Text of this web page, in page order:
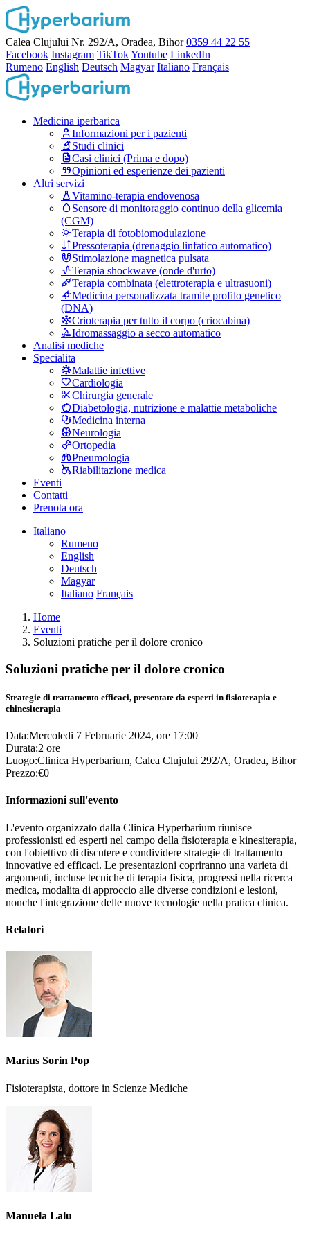
Calea Clujului Nr. 292/A, Oradea, Bihor 0359 44 22 55
Facebook Instagram TikTokYoutube LinkedIn
Rumeno English Deutsch Magyar Italiano Français
Medicina iperbarica
Informazioni per i pazienti
Studi clinici
Casi clinici (Prima e dopo)
Opinioni ed esperienze dei pazienti
Altri servizi
Vitamino-terapia endovenosa
Sensore di monitoraggio continuo della glicemia
(CGM)
Terapia di fotobiomodulazione
Pressoterapia (drenaggio linfatico automatico)
Stimolazione magnetica pulsata
Terapia shockwave (onde d'urto)
Terapia combinata (elettroterapia e ultrasuoni)
Medicina personalizzata tramite profilo genetico
(DNA)
Crioterapia per tutto il corpo (criocabina)
Idromassaggio a secco automatico
Analisi mediche
Specialita
Malattie infettive
Cardiologia
Chirurgia generale
Diabetologia, nutrizione e malattie metaboliche
Medicina interna
Neurologia
Ortopedia
Pneumologia
Riabilitazione medica
Eventi
Contatti
Prenota ora
Italiano
Rumeno
English
Deutsch
Magyar
Italiano Français
Home
Eventi
Soluzioni pratiche per il dolore cronico
Soluzioni pratiche per il dolore cronico
Strategie di trattamento efficaci, presentate da esperti in fisioterapia e
chinesiterapia
Data:Mercoledi 7 Februarie 2024, ore 17:00
Durata:2 ore
Luogo:Clinica Hyperbarium, Calea Clujului 292/A, Oradea, Bihor
Prezzo:€0
Informazioni sull'evento
L'evento organizzato dalla Clinica Hyperbarium riunisce
professionisti ed esperti nel campo della fisioterapia e kinesiterapia,
con l'obiettivo di discutere e condividere strategie di trattamento
innovative ed efficaci. Le presentazioni copriranno una varieta di
argomenti, incluse tecniche di terapia fisica, progressi nella ricerca
medica, modalita di approccio alle diverse condizioni e lesioni,
nonche l'integrazione delle nuove tecnologie nella pratica clinica.
Relatori
Marius Sorin Pop
Fisioterapista, dottore in Scienze Mediche
Manuela Lalu